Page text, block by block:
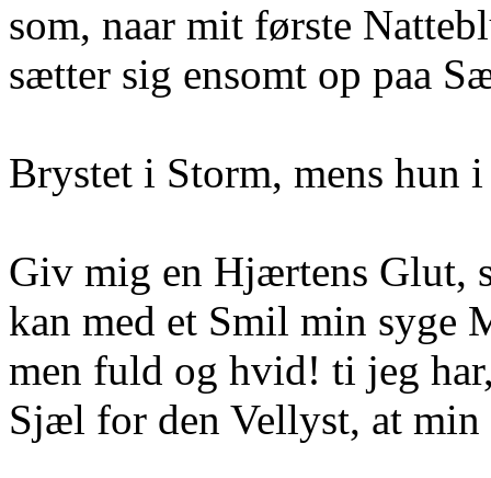
som, naar mit første
sætter sig ensomt op paa
Brystet i Storm, mens hun
Giv mig en Hjærtens Glut,
kan med et Smil min syge
men fuld og hvid! ti jeg
Sjæl for den Vellyst, at